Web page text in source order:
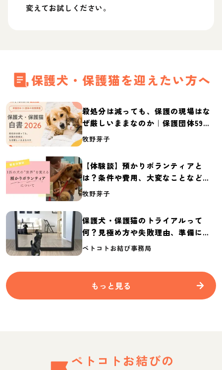
変えてお試しください。
保護犬・保護猫を迎えたい方へ
殺処分は減っても、保護の現場はな
ぜ厳しいままなのか｜保護団体59団
体の実態調査【保護犬・保護猫白書
牧野芽子
【体験談】預かりボランティアと
は？条件や費用、大変なことなど紹
介
牧野芽子
保護犬・保護猫のトライアルって
何？見極め方や失敗理由、準備に必
要なものを紹介
ペトコトお結び事務局
もっと見る
ペトコトお結びの